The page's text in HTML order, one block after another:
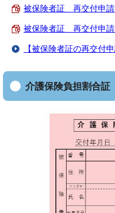
被保険者証 再交付申請
被保険者証 再交付申
【被保険者証の再交付
介護保険負担割合証